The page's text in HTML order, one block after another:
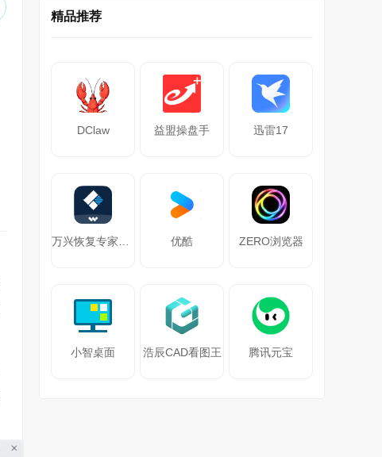
精品推荐
DClaw 益盟操盘手 迅雷17
优酷 ZERO浏览器
小智桌面 浩辰CAD看图王 腾讯元宝